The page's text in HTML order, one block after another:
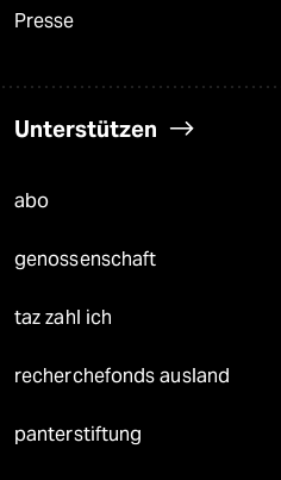
Presse
Unterstützen
abo
genossenschaft
taz zahl ich
recherchefonds ausland
panterstiftung